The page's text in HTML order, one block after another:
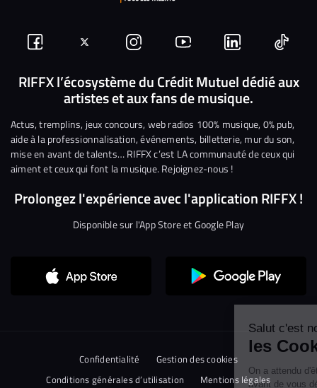
Continuer sans accepter
On a attendu d'être sûrs que le contenu de
déranger, mais on aimerait bien vous accompagner pendant votre
Suivez-
nous
Facebook
Suivez-
nous
sur
Twitter
Nous
rejoindre
sur
Instagram
Nous
rejoindre
sur
YouTube
Nous
rejoindre
sur
Linkedin
Nous
RIFFX l’écosystème du Crédit Mutuel dédié aux
artistes et aux fans de musique.
Actus, tremplins, jeux concours, web radios 100% musique, 0% pub,
aide à la professionnalisation, événements, billetterie, mur du son,
mise en avant de talents… RIFFX c’est LA communauté de ceux qui
aiment et ceux qui font la musique. Rejoignez-nous !
Prolongez l'expérience avec l'application RIFFX !
Disponible sur l'App Store et Google Play
Confidentialité
Gestion des cookies
Conditions générales d’utilisation
Mentions légales